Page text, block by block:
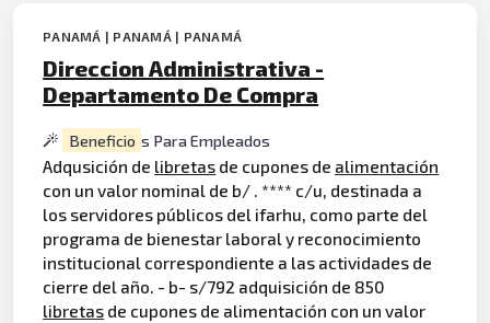
PANAMÁ | PANAMÁ | PANAMÁ
Direccion Administrativa -
Departamento De Compra
Beneficio s Para Empleados
Adqusición de libretas de cupones de alimentación
con un valor nominal de b/ . **** c/u, destinada a
los servidores públicos del ifarhu, como parte del
programa de bienestar laboral y reconocimiento
institucional correspondiente a las actividades de
cierre del año. - b- s/792 adquisición de 850
libretas de cupones de alimentación con un valor